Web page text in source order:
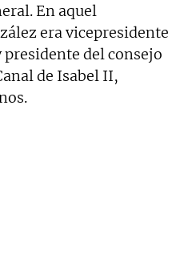
En aquel
era vicepresidente
del consejo
de Isabel II,